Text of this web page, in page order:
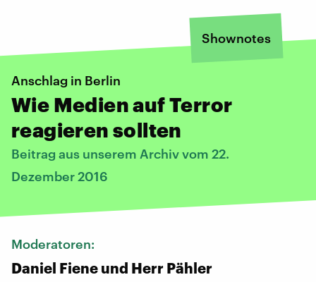
Shownotes
Anschlag in Berlin
Wie Medien auf Terror
reagieren sollten
Beitrag aus unserem Archiv vom 22.
Dezember 2016
Moderatoren:
Daniel Fiene und Herr Pähler